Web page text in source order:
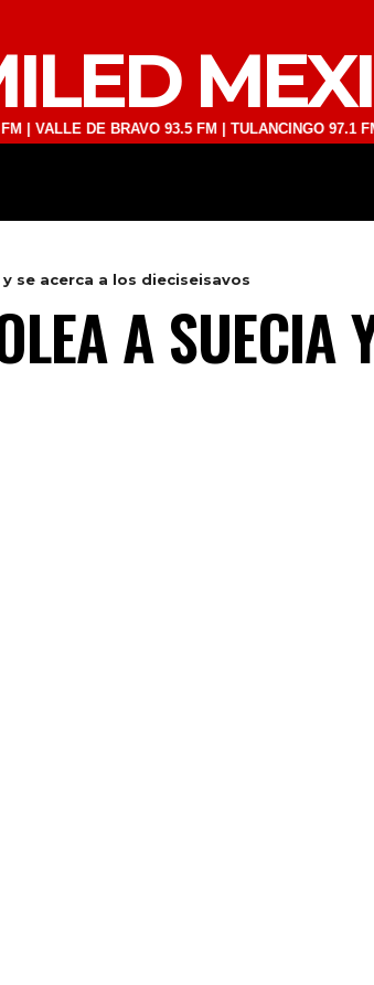
DE BRAVO 93.5 FM | TULANCINGO 97.1 FM |
se acerca a los dieciseisavos
A SUECIA